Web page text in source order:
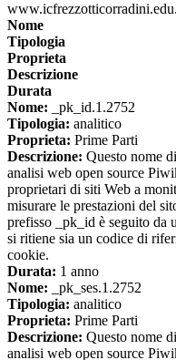
Nome
Tipologia
Proprieta
Descrizione
Durata
Nome: _pk_id.1.2752
Tipologia: analitico
Proprieta: Prime Parti
Descrizione: Questo nome
analisi web open source
proprietari di siti Web a
misurare le prestazioni del
prefisso _pk_id è seguito da
si ritiene sia un codice di
cookie.
Durata: 1 anno
Nome: _pk_ses.1.2752
Tipologia: analitico
Proprieta: Prime Parti
Descrizione: Questo nome
analisi web open source